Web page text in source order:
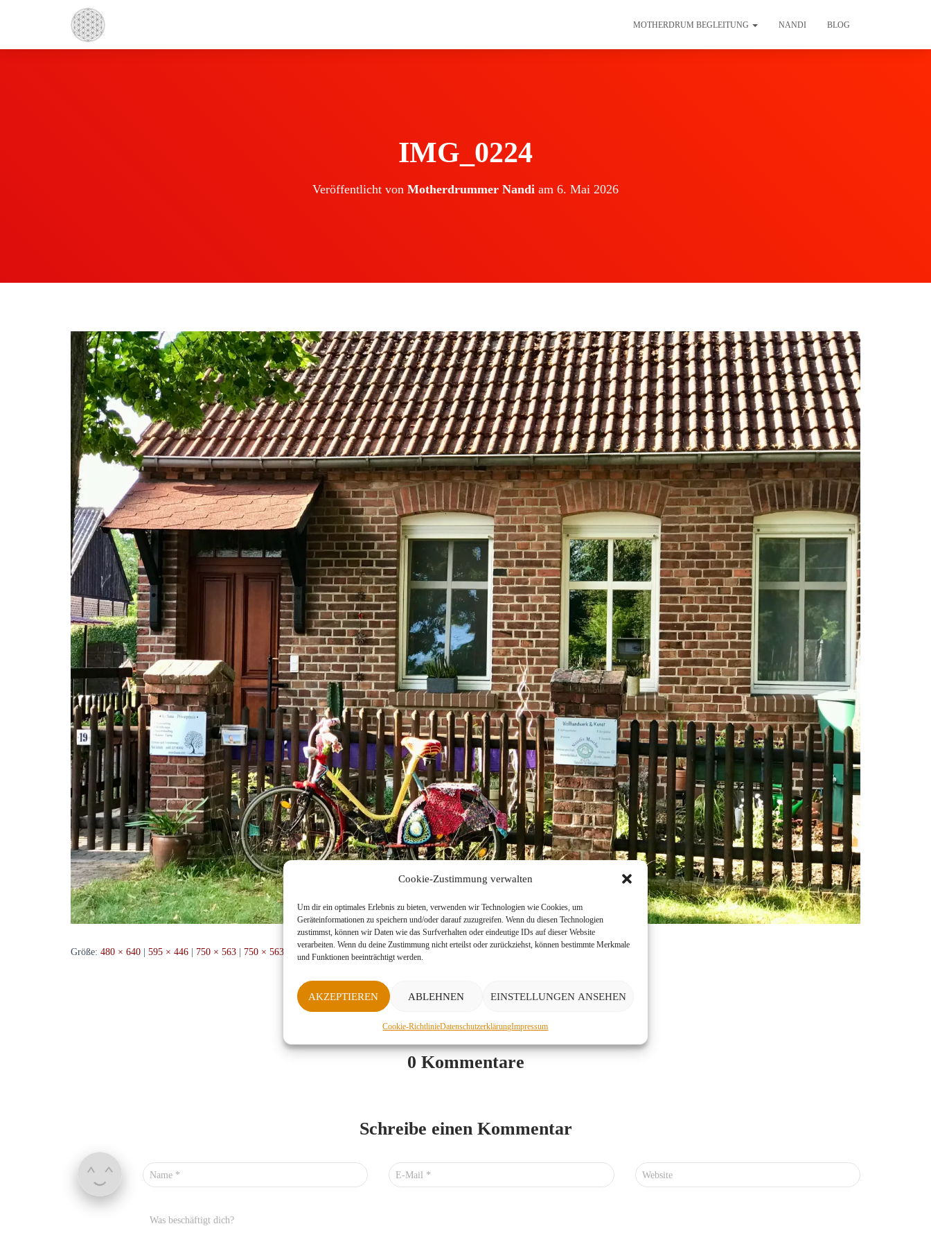
Cookie-Zustimmung verwalten
Um dir ein optimales Erlebnis zu bieten, verwenden wir Technologien wie Cookies, um
Geräteinformationen zu speichern und/oder darauf zuzugreifen. Wenn du diesen Technologien
zustimmst, können wir Daten wie das Surfverhalten oder eindeutige IDs auf dieser Website
verarbeiten. Wenn du deine Zustimmung nicht erteilst oder zurückziehst, können bestimmte Merkmale
und Funktionen beeinträchtigt werden.
AKZEPTIEREN ABLEHNEN EINSTELLUNGEN ANSEHEN
Cookie-RichtlinieDatenschutzerklärungImpressum
MOTHERDRUM BEGLEITUNG NANDI BLOG
IMG_0224
Veröffentlicht von Motherdrummer Nandi am 6. Mai 2026
Größe: 480 × 640 595 × 446 750 × 563 750 × 563 1536 × 1152 2048 × 1536 360 × 240 50 × 50
0 Kommentare
Schreibe einen Kommentar
Name * E-Mail * Website
Was beschäftigt dich?